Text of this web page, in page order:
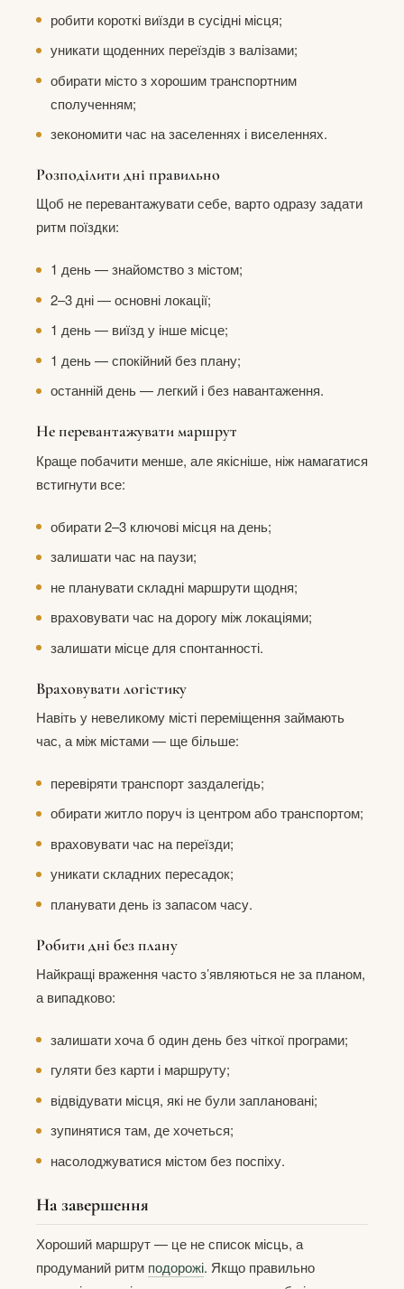
робити короткі виїзди в сусідні місця;
уникати щоденних переїздів з валізами;
обирати місто з хорошим транспортним
сполученням;
зекономити час на заселеннях і виселеннях.
Розподілити дні правильно
Щоб не перевантажувати себе, варто одразу задати
ритм поїздки:
1 день — знайомство з містом;
2–3 дні — основні локації;
1 день — виїзд у інше місце;
1 день — спокійний без плану;
останній день — легкий і без навантаження.
Не перевантажувати маршрут
Краще побачити менше, але якісніше, ніж намагатися
встигнути все:
обирати 2–3 ключові місця на день;
залишати час на паузи;
не планувати складні маршрути щодня;
враховувати час на дорогу між локаціями;
залишати місце для спонтанності.
Враховувати логістику
Навіть у невеликому місті переміщення займають
час, а між містами — ще більше:
перевіряти транспорт заздалегідь;
обирати житло поруч із центром або транспортом;
враховувати час на переїзди;
уникати складних пересадок;
планувати день із запасом часу.
Робити дні без плану
Найкращі враження часто з’являються не за планом,
а випадково:
залишати хоча б один день без чіткої програми;
гуляти без карти і маршруту;
відвідувати місця, які не були заплановані;
зупинятися там, де хочеться;
насолоджуватися містом без поспіху.
На завершення
Хороший маршрут — це не список місць, а
продуманий ритм подорожі. Якщо правильно